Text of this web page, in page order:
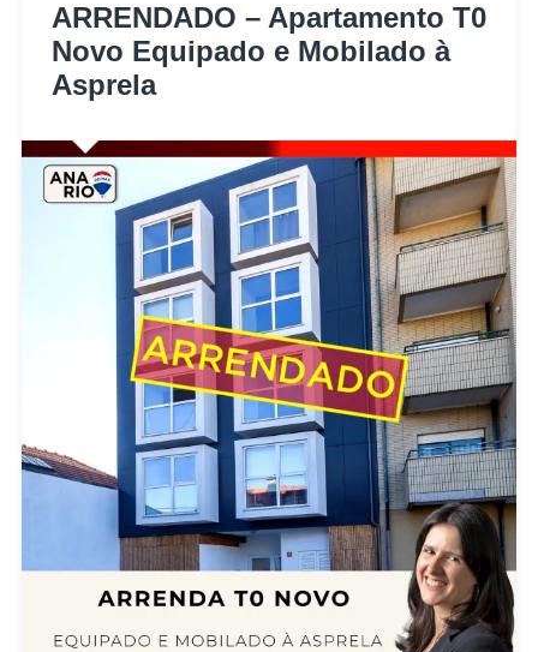
ARRENDADO – Apartamento T0
Novo Equipado e Mobilado à
Asprela